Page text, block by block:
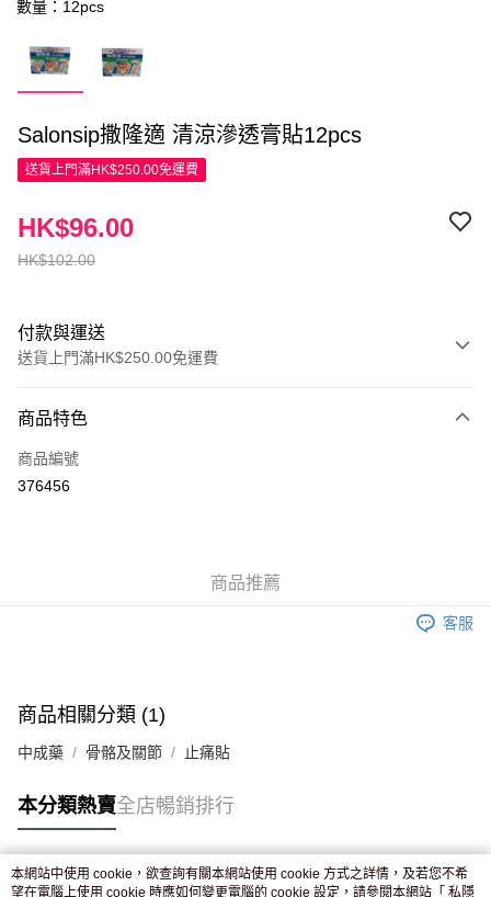
數量：12pcs
Salonsip撒隆適 清涼滲透膏貼12pcs
送貨上門滿HK$250.00免運費
HK$102.00
HK$96.00
付款與運送
送貨上門滿HK$250.00免運費
信用卡
Apple Pay
付款後門市自取，訂單確認後2-4個工作天到店，7天內取。逾期後
商品特色
商品編號
376456
商品推薦
客服
商品相關分類 (1)
中成藥 骨骼及關節 止痛貼
本分類熱賣全店暢銷排行
熱門標籤
本網站中使用 cookie，欲查詢有關本網站使用 cookie 方式之詳情，及若您不希
望在電腦上使用 cookie 時應如何變更電腦的 cookie 設定，請參閱本網站「 私隱